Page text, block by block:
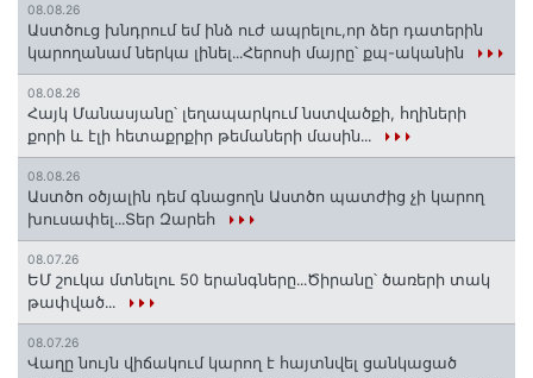
08.08.26
Աստծուց խնդրում եմ ինձ ուժ ապրելու,որ ձեր դատերին
կարողանամ ներկա լինել․․․Հերոսի մայրը՝ քպ-ականին
08.08.26
Հայկ Մանասյանը՝ լեղապարկում նստվածքի, հղիների
քորի և էլի հետաքրքիր թեմաների մասին․․․
08.08.26
Աստծո օծյալին դեմ գնացողն Աստծո պատժից չի կարող
խուսափել․․․Տեր Զարեհ
08.07.26
ԵՄ շուկա մտնելու 50 երանգները․․․Ծիրանը՝ ծառերի տակ
թափված․․․
08.07.26
Վաղը նույն վիճակում կարող է հայտնվել ցանկացած